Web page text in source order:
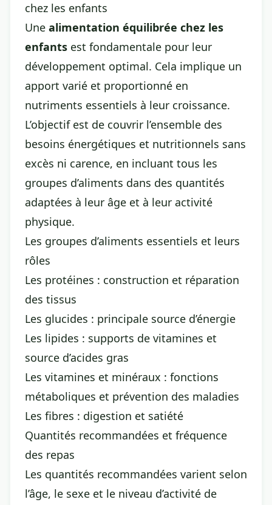
chez les enfants
Une alimentation équilibrée chez les
enfants est fondamentale pour leur
développement optimal. Cela implique un
apport varié et proportionné en
nutriments essentiels à leur croissance.
L’objectif est de couvrir l’ensemble des
besoins énergétiques et nutritionnels sans
excès ni carence, en incluant tous les
groupes d’aliments dans des quantités
adaptées à leur âge et à leur activité
physique.
Les groupes d’aliments essentiels et leurs
rôles
Les protéines : construction et réparation
des tissus
Les glucides : principale source d’énergie
Les lipides : supports de vitamines et
source d’acides gras
Les vitamines et minéraux : fonctions
métaboliques et prévention des maladies
Les fibres : digestion et satiété
Quantités recommandées et fréquence
des repas
Les quantités recommandées varient selon
l’âge, le sexe et le niveau d’activité de